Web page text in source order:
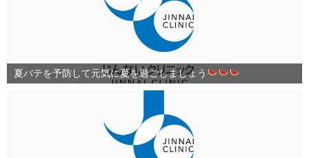
夏バテを予防して元気に夏を過ごしましょう